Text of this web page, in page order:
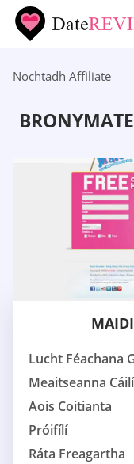
Nochtadh Affiliate
Lucht Féachana
Meaitseanna
Aois Coitianta
Próifílí
Ráta Freagartha